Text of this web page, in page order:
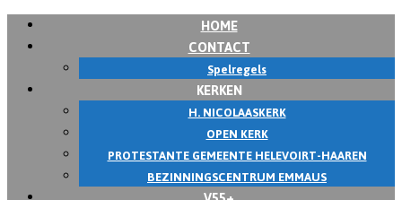
HOME
CONTACT
Spelregels
KERKEN
H. NICOLAASKERK
OPEN KERK
PROTESTANTE GEMEENTE HELEVOIRT-HAAREN
BEZINNINGSCENTRUM EMMAUS